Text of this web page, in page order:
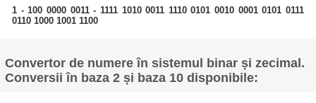
1 - 100 0000 0011 - 1111 1010 0011 1110 0101 0010 0001 0101 0111
0110 1000 1001 1100
Convertor de numere în sistemul binar și zecimal.
Conversii în baza 2 și baza 10 disponibile: